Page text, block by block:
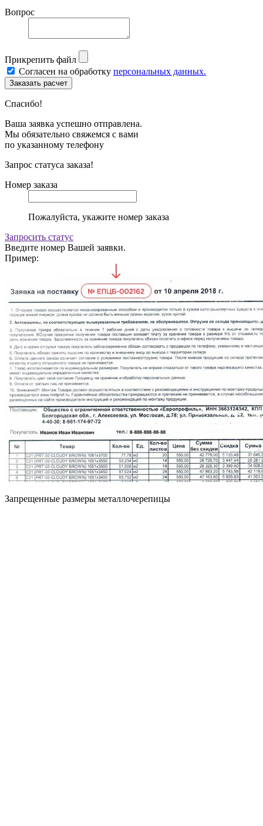
Вопрос
Прикрепить файл
Согласен на обработку персональных данных.
Спасибо!
Ваша заявка успешно отправлена.
Мы обязательно свяжемся с вами
по указанному телефону
Запрос статуса заказа!
Номер заказа
Пожалуйста, укажите номер заказа
Запросить статус
Введите номер Вашей заявки.
Пример:
Запрещенные размеры металлочерепицы